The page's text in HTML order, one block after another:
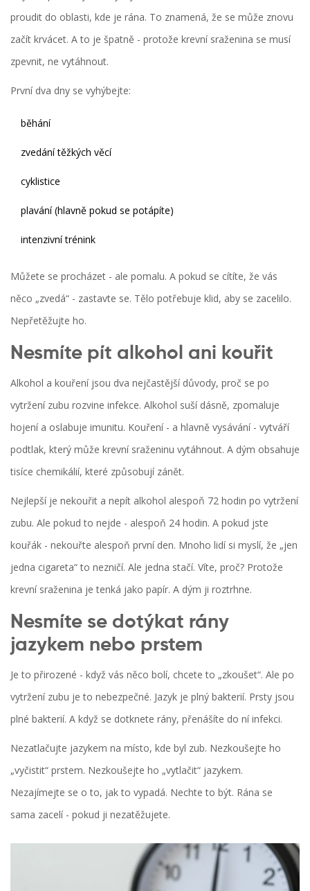
proudit do oblasti, kde je rána. To znamená, že se může znovu
začít krvácet. A to je špatně - protože krevní sraženina se musí
zpevnit, ne vytáhnout.
První dva dny se vyhýbejte:
běhání
zvedání těžkých věcí
cyklistice
plavání (hlavně pokud se potápíte)
intenzivní trénink
Můžete se procházet - ale pomalu. A pokud se cítíte, že vás
něco „zvedá“ - zastavte se. Tělo potřebuje klid, aby se zacelilo.
Nepřetěžujte ho.
Nesmíte pít alkohol ani kouřit
Alkohol a kouření jsou dva nejčastější důvody, proč se po
vytržení zubu rozvine infekce. Alkohol suší dásně, zpomaluje
hojení a oslabuje imunitu. Kouření - a hlavně vysávání - vytváří
podtlak, který může krevní sraženinu vytáhnout. A dým obsahuje
tisíce chemikálií, které způsobují zánět.
Nejlepší je nekouřit a nepít alkohol alespoň 72 hodin po vytržení
zubu. Ale pokud to nejde - alespoň 24 hodin. A pokud jste
kouřák - nekouřte alespoň první den. Mnoho lidí si myslí, že „jen
jedna cigareta“ to nezničí. Ale jedna stačí. Víte, proč? Protože
krevní sraženina je tenká jako papír. A dým ji roztrhne.
Nesmíte se dotýkat rány
jazykem nebo prstem
Je to přirozené - když vás něco bolí, chcete to „zkoušet“. Ale po
vytržení zubu je to nebezpečné. Jazyk je plný bakterií. Prsty jsou
plné bakterií. A když se dotknete rány, přenášíte do ní infekci.
Nezatlačujte jazykem na místo, kde byl zub. Nezkoušejte ho
„vyčistit“ prstem. Nezkoušejte ho „vytlačit“ jazykem.
Nezajímejte se o to, jak to vypadá. Nechte to být. Rána se
sama zacelí - pokud ji nezatěžujete.